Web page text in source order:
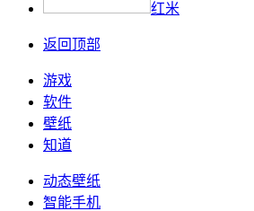
红米
返回顶部
游戏
软件
壁纸
知道
动态壁纸
智能手机